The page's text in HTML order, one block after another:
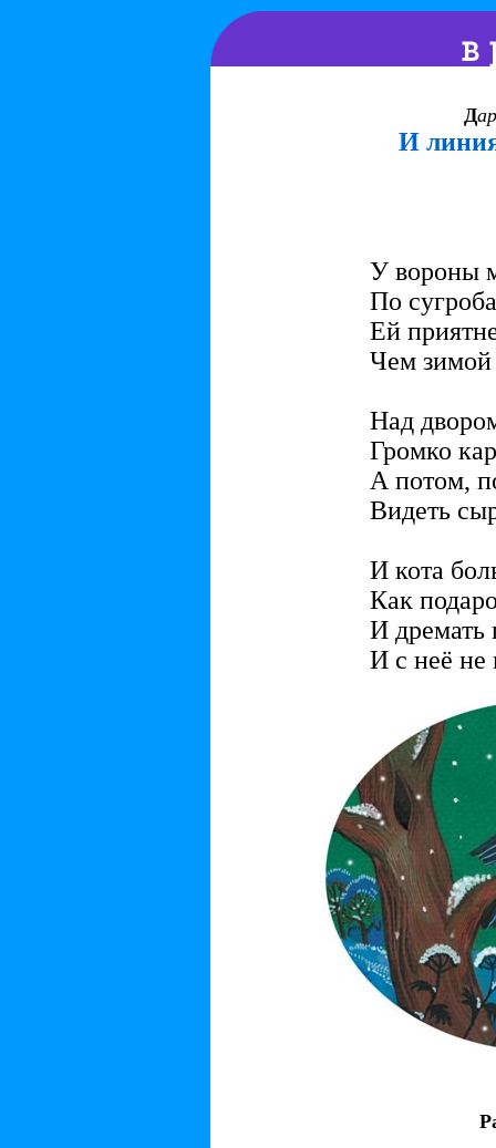
Д
И
У вороны
По
Ей
Чем зимой
Над
Громко
А потом,
Видеть
И кота
Как
И дремать
И с неё не